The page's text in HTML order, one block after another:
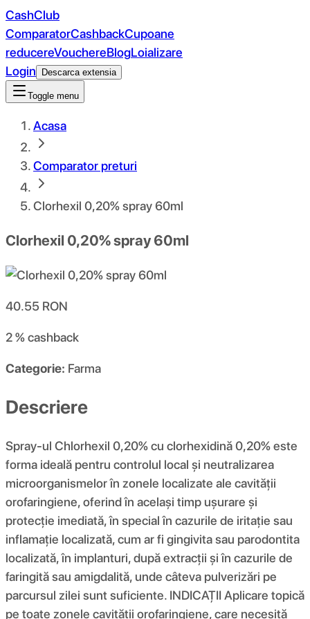
CashClub
ComparatorCashbackCupoane
reducereVouchereBlogLoializare
Login
Descarca extensia
Toggle menu
Acasa
Comparator preturi
Clorhexil 0,20% spray 60ml
Clorhexil 0,20% spray 60ml
40.55 RON
2 %cashback
Categorie: Farma
Descriere
Spray-ul Chlorhexil 0,20% cu clorhexidină 0,20% este
forma ideală pentru controlul local și neutralizarea
microorganismelor în zonele localizate ale cavității
orofaringiene, oferind în același timp ușurare și
protecție imediată, în special în cazurile de iritație sau
inflamație localizată, cum ar fi gingivita sau parodontita
localizată, în implanturi, după extracții și în cazurile de
faringită sau amigdalită, unde câteva pulverizări pe
parcursul zilei sunt suficiente. INDICAȚII Aplicare topică
pe toate zonele cavității orofaringiene, care necesită